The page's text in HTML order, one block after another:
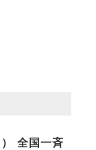
全国一斉